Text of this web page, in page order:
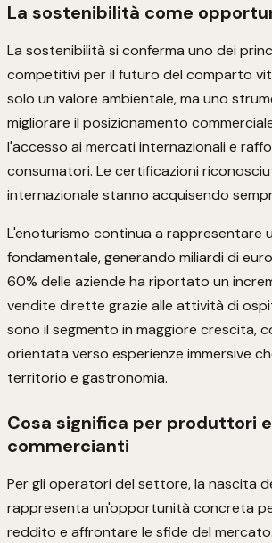
La sostenibilità come
La sostenibilità si conferma uno dei
competitivi per il futuro del comparto
solo un valore ambientale, ma uno
migliorare il posizionamento
l'accesso ai mercati internazionali e
consumatori. Le certificazioni
internazionale stanno acquisendo
L'enoturismo continua a rappresentare
fondamentale, generando miliardi di
60% delle aziende ha riportato un
vendite dirette grazie alle attività di
sono il segmento in maggiore crescita,
orientata verso esperienze immersive
territorio e gastronomia.
Cosa significa per produttori e
commercianti
Per gli operatori del settore, la nascita
rappresenta un'opportunità concreta
reddito e affrontare le sfide del